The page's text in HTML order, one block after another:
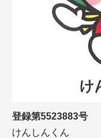
登録第5523883号
けんしんくん